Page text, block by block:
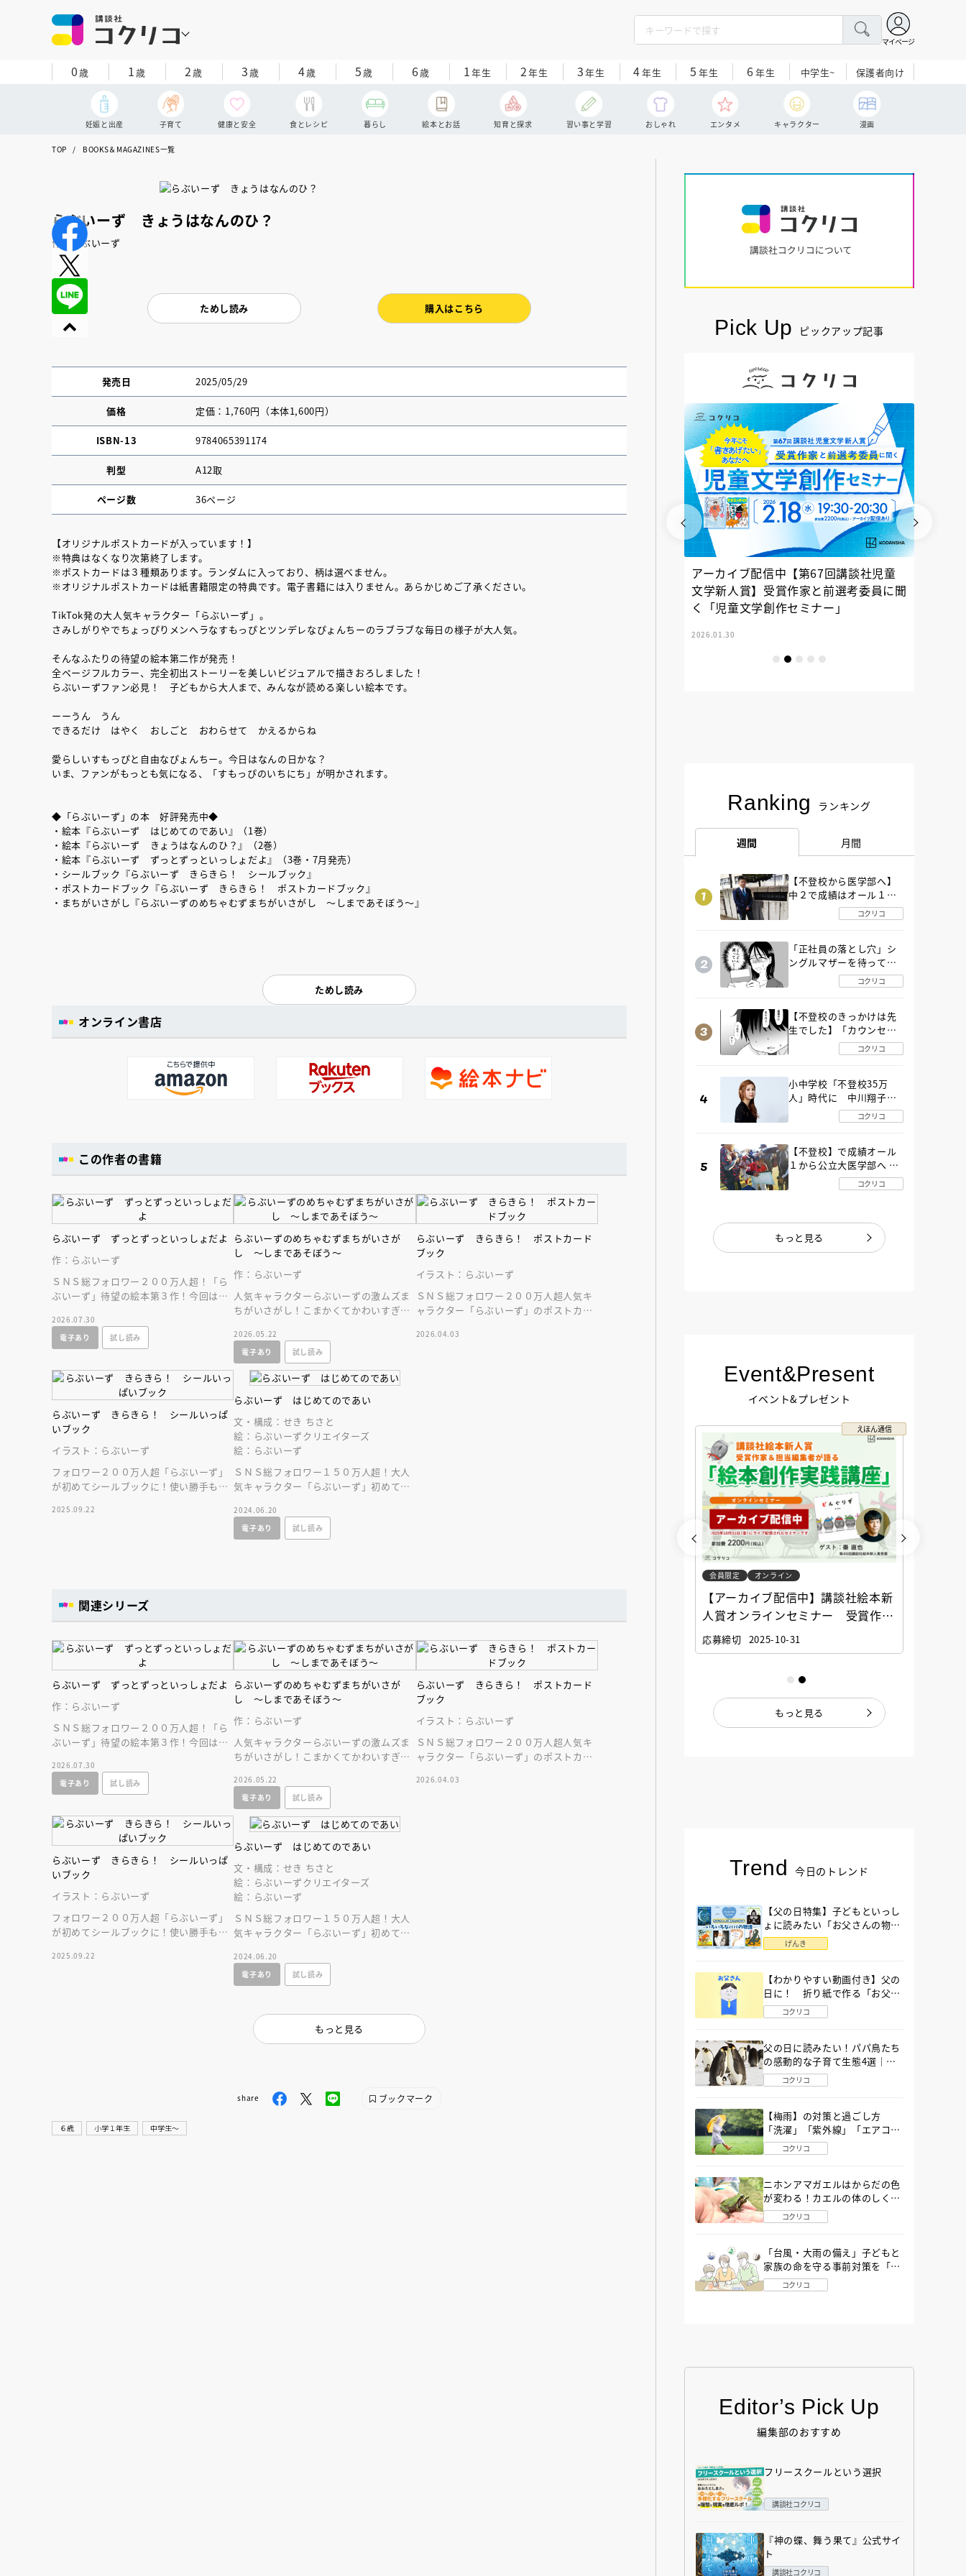
マイページ
0歳 1歳 2歳 3歳 4歳 5歳 6歳 1年生 2年生 3年生 4年生 5 年生 6年生 中学生~ 保護者向け
妊娠と出産 子育て 健康と安全 食とレシピ 暮らし 絵本とお話 知育と探求 習い事と学習 おしゃれ エンタメ キャラクター 漫画
TOP BOOKS＆MAGAZINES一覧
らぶいーず きょうはなんのひ？
作：らぶいーず
ためし読み 購入はこちら
発売日 2025/05/29
価格 定価：1,760円（本体1,600円）
ISBN-13 9784065391174
判型 A12取
ページ数 36ページ
【オリジナルポストカードが入っています！】
※特典はなくなり次第終了します。
※ポストカードは３種類あります。ランダムに入っており、柄は選べません。
※オリジナルポストカードは紙書籍限定の特典です。電子書籍には入りません。あらかじめご了承ください。
TikTok発の大人気キャラクター「らぶいーず」。
さみしがりやでちょっぴりメンヘラなすもっぴとツンデレなぴょんちーのラブラブな毎日の様子が大人気。
そんなふたりの待望の絵本第二作が発売！
全ページフルカラー、完全初出ストーリーを美しいビジュアルで描きおろしました！
らぶいーずファン必見！ 子どもから大人まで、みんなが読める楽しい絵本です。
ーーうん うん
できるだけ はやく おしごと おわらせて かえるからね
愛らしいすもっぴと自由なぴょんちー。今日はなんの日かな？
いま、ファンがもっとも気になる、「すもっぴのいちにち」が明かされます。
◆「らぶいーず」の本 好評発売中◆
・絵本『らぶいーず はじめてのであい』（1巻）
・絵本『らぶいーず きょうはなんのひ？』（2巻）
・絵本『らぶいーず ずっとずっといっしょだよ』（3巻・7月発売）
・シールブック『らぶいーず きらきら！ シールブック』
・ポストカードブック『らぶいーず きらきら！ ポストカードブック』
・まちがいさがし『らぶいーずのめちゃむずまちがいさがし ～しまであそぼう～』
ためし読み
オンライン書店
この作者の書籍
らぶいーず ずっとずっといっしょだよ
作：らぶいーず
ＳＮＳ総フォロワー２００万人超！「ら
ぶいーず」待望の絵本第３作！今回は動
ーの結婚がテーマ
2026.07.30
電子あり
試し読み
らぶいーずのめちゃむずまちがいさが
し ～しまであそぼう～
作：らぶいーず
人気キャラクターらぶいーずの激ムズま
ちがいさがし！こまかくてかわいすぎる
ぴたちをさがせ！
2026.05.22
電子あり
試し読み
らぶいーず きらきら！ ポストカード
ブック
イラスト：らぶいーず
ＳＮＳ総フォロワー２００万人超人気キ
ャラクター「らぶいーず」のポストカー
い２０枚セット！
2026.04.03
らぶいーず きらきら！ シールいっぱ
いブック
イラスト：らぶいーず
フォロワー２００万人超「らぶいーず」
が初めてシールブックに！使い勝手もバ
とまちがいなし！
2025.09.22
らぶいーず はじめてのであい
文・構成：せき ちさと
絵：らぶいーずクリエイターズ
絵：らぶいーず
ＳＮＳ総フォロワー１５０万人超！大人
気キャラクター「らぶいーず」初めての
めて明かされる！
2024.06.20
電子あり
試し読み
関連シリーズ
らぶいーず ずっとずっといっしょだよ
作：らぶいーず
ＳＮＳ総フォロワー２００万人超！「ら
ぶいーず」待望の絵本第３作！今回は動
ーの結婚がテーマ
2026.07.30
電子あり
試し読み
らぶいーずのめちゃむずまちがいさが
し ～しまであそぼう～
作：らぶいーず
人気キャラクターらぶいーずの激ムズま
ちがいさがし！こまかくてかわいすぎる
ぴたちをさがせ！
2026.05.22
電子あり
試し読み
らぶいーず きらきら！ ポストカード
ブック
イラスト：らぶいーず
ＳＮＳ総フォロワー２００万人超人気キ
ャラクター「らぶいーず」のポストカー
い２０枚セット！
2026.04.03
らぶいーず きらきら！ シールいっぱ
いブック
イラスト：らぶいーず
フォロワー２００万人超「らぶいーず」
が初めてシールブックに！使い勝手もバ
とまちがいなし！
2025.09.22
らぶいーず はじめてのであい
文・構成：せき ちさと
絵：らぶいーずクリエイターズ
絵：らぶいーず
ＳＮＳ総フォロワー１５０万人超！大人
気キャラクター「らぶいーず」初めての
めて明かされる！
2024.06.20
電子あり
試し読み
もっと見る
share ブックマーク
６歳 小学１年生 中学生〜
Pick Up ピックアップ記事
『NO.６再会』（あさのあつこ）特設サ
イト ＃４ 2026年９月30日発売決定！
2025.02.17 2026.03.31
アーカイブ配信中【第67回講談社児童
文学新人賞】受賞作家と前選考委員に聞
く「児童文学創作セミナー」
2026.01.30
Ranking ランキング
週間 月間
【不登校から医学部へ】
中２で成績はオール１
「昼夜逆転」したわが子
を”夜遊び”に連れ出した
コクリコ
「正社員の落とし穴」シ
ングルマザーを待ってい
た“魔の２年間”【後編】
コクリコ
【不登校のきっかけは先
生でした】「カウンセリ
ングの時間」生徒の情報
をバラしたのは…《第２
コクリコ
小中学校「不登校35万
人」時代に 中川翔子さ
んが審査委員長「不登校
生動画甲子園 2026」が開
コクリコ
【不登校】で成績オール
１から公立大医学部へ 中
２で起立性調節障害「治
るまで３年」の診断 その
コクリコ
もっと見る
Event&Present
イベント&プレゼント
講座」
応募締切 2025-10-31
えほん通信
会員限定 オンライン
【アーカイブ配信中】講談社絵本新
人賞オンラインセミナー 受賞作家
と担当編集者が語る「絵本創作実践
講座」
応募締切 2025-10-31
もっと見る
Trend 今日のトレンド
【父の日特集】子どもといっし
ょに読みたい「お父さんの物
語」６選
げんき
【わかりやすい動画付き】父の
日に！ 折り紙で作る「お父さ
ん」の簡単な折り方
コクリコ
父の日に読みたい！パパ鳥たち
の感動的な子育て生態4選｜図
鑑MOVE
コクリコ
【梅雨】の対策と過ごし方
「洗濯」「紫外線」「エアコ
ン」「ゲリラ豪雨」…〔気象予
報士が完全ガイド〕
コクリコ
ニホンアマガエルはからだの色
が変わる！カエルの体のしくみ
から両生類の特ちょうまで図鑑
MOVEが解説！
コクリコ
「台風・大雨の備え」子どもと
家族の命を守る事前対策を「防
災アドバイザー」が解説
コクリコ
Editor’s Pick Up
編集部のおすすめ
フリースクールという選択
講談社コクリコ
『神の蝶、舞う果て』公式サイ
ト
講談社コクリコ